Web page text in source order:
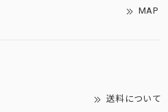
MAP
送料について